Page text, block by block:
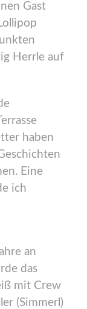
Gast
Herrle auf
haben
Eine
ich
an
das
mit Crew
(Simmerl)